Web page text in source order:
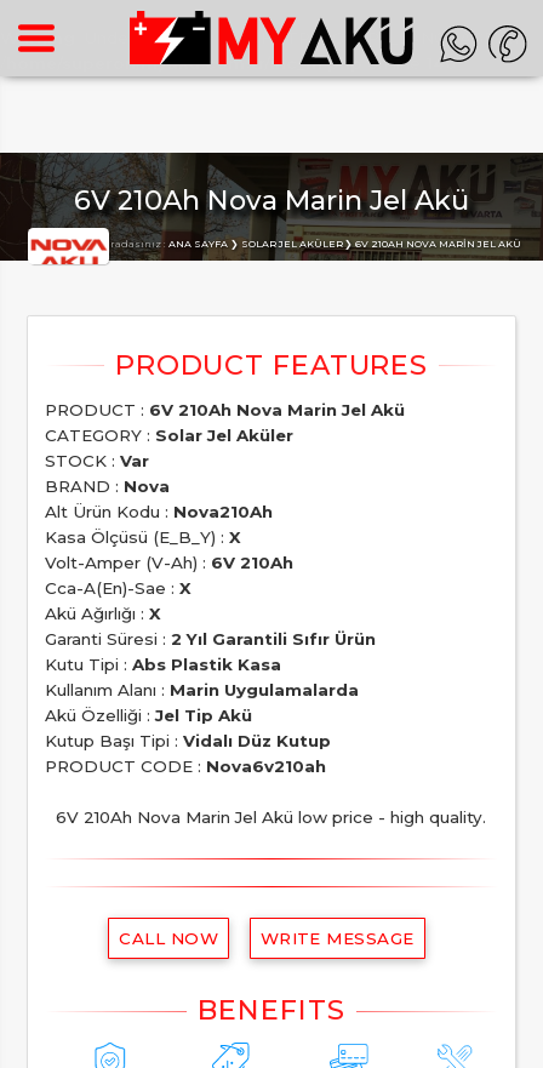
Warning
: Undefined array key "HTTP_ACCEPT_LANGUAGE" in
/home/superon/myaku.com.tr/inc_m.php
on line 140
Buradasınız : 6V 210AH NOVA MARIN JEL AKÜ
SOLAR JEL AKÜLER
ANA SAYFA
6V 210Ah Nova Marin Jel Akü
PRODUCT : 6V 210Ah Nova Marin Jel Akü
CATEGORY : Solar Jel Aküler
STOCK : Var
BRAND : Nova
Alt Ürün Kodu : Nova210Ah
Kasa Ölçüsü (E_B_Y) : X
Volt-Amper (V-Ah) : 6V 210Ah
Cca-A(En)-Sae : X
Akü Ağırlığı : X
Garanti Süresi : 2 Yıl Garantili Sıfır Ürün
Kutu Tipi : Abs Plastik Kasa
Kullanım Alanı : Marin Uygulamalarda
Akü Özelliği :Jel Tip Akü
Kutup Başı Tipi : Vidalı Düz Kutup
PRODUCT CODE : Nova6v210ah
6V 210Ah Nova Marin Jel Akü low price - high quality.
CALL NOW WRITE MESSAGE